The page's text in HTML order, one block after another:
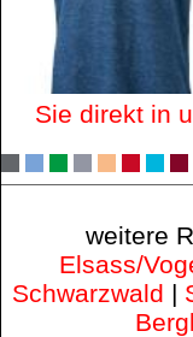
Sie direkt in
weitere
Elsass/
Schwarzwald |